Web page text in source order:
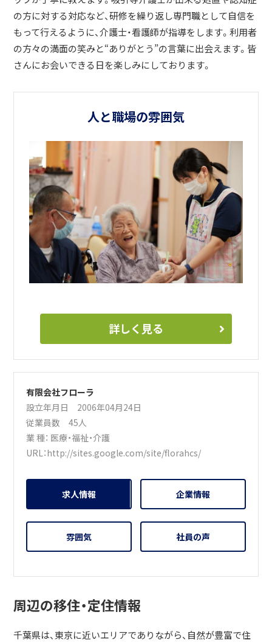
の方に対する対応など、研修を繰り返し専門職として自信を
もって行えるように、介護士・看護師が指導をします。利用者
の方々の満面の笑みと“ありがとう”の言葉に出会えます。皆
さんにお会いできる日を楽しみにしております。
人と職場の雰囲気
詳しく見る
有限会社フローラ
設立年月日 2006年04月24日
従業員数 45人
業 種： 医療・福祉・介護
URL：http://sites.google.com/site/florahcs/
求人情報 企業情報
雰囲気 社員の声
周辺の移住・定住情報
千葉県は、東京に近いエリアでありながら、自然が豊富で住